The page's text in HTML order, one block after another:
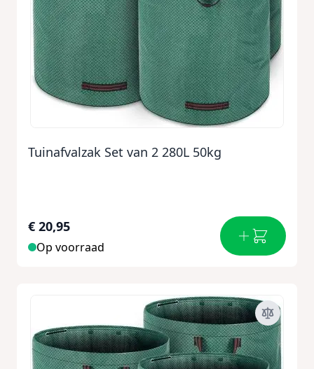
Tuinafvalzak Set van 2 280L 50kg
€ 20,95
Op voorraad